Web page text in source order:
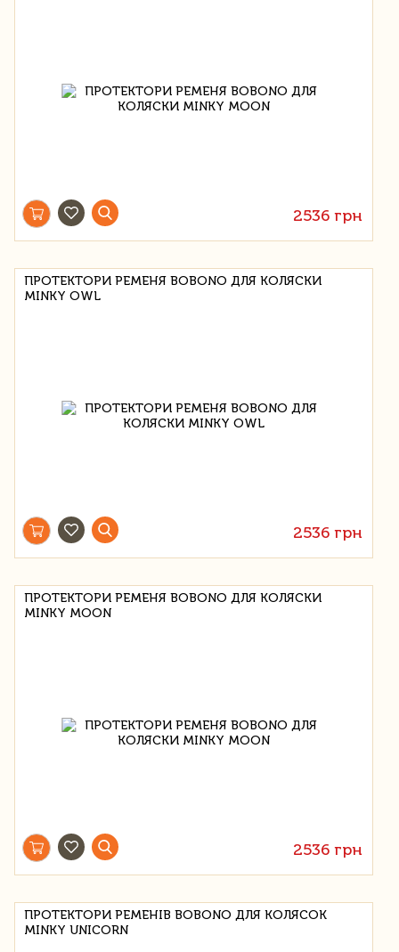
2536 грн
ПРОТЕКТОРИ РЕМЕНЯ BOBONO ДЛЯ КОЛЯСКИ
MINKY OWL
2536 грн
ПРОТЕКТОРИ РЕМЕНЯ BOBONO ДЛЯ КОЛЯСКИ
MINKY MOON
2536 грн
ПРОТЕКТОРИ РЕМЕНІВ BOBONO ДЛЯ КОЛЯСОК
MINKY UNICORN